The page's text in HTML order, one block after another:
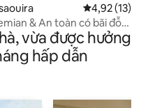
Xếp hạng
4,92 (13)
& An toàn có bãi đỗ
vừa được hưởng
hấp dẫn